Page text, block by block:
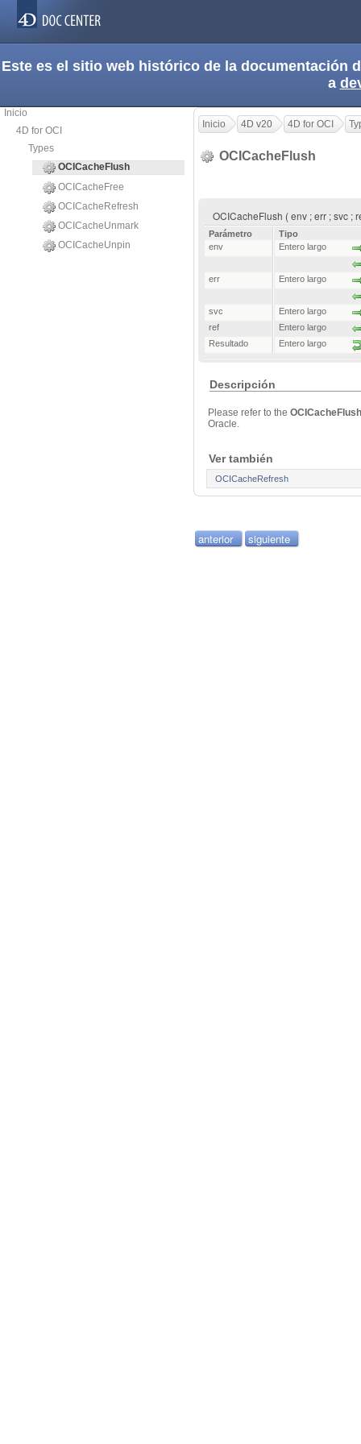
Este es el sitio web histórico de la documentación
a
Inicio
4D for OCI
Types
OCICacheFlush
OCICacheFree
OCICacheRefresh
OCICacheUnmark
OCICacheUnpin
Inicio 4D v20 4D for OCI
OCICacheFlush
OCICacheFlush ( env ; err ; svc ;
Parámetro
Tipo
env
Entero largo
err Entero largo
svc
Entero largo
ref
Entero largo
Resultado
Entero largo
Descripción
Please refer to the
Oracle.
Ver también
OCICacheRefresh
anterior siguiente